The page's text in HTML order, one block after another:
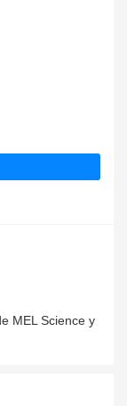
MEL Science y